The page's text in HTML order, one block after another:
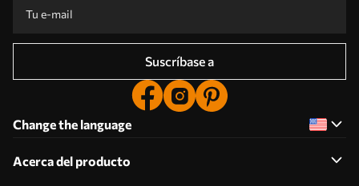
Suscríbase a
Change the language
Acerca del producto